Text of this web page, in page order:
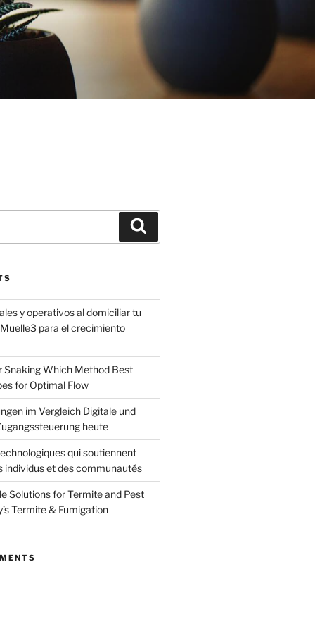
y operativos al domiciliar tu
para el crecimiento
Snaking Which Method Best
for Optimal Flow
im Vergleich Digitale und
heute
qui soutiennent
individus et des communautés
Solutions for Termite and Pest
Termite & Fumigation